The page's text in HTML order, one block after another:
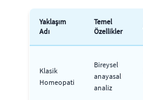
Yaklaşım
Adı
Temel
Özellikler
Klasik
Homeopati
Bireysel
anayasal
analiz